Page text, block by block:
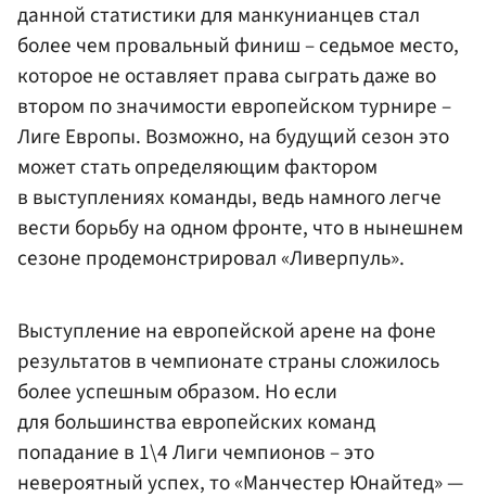
данной статистики для манкунианцев стал
более чем провальный финиш – седьмое место,
которое не оставляет права сыграть даже во
втором по значимости европейском турнире –
Лиге Европы. Возможно, на будущий сезон это
может стать определяющим фактором
в выступлениях команды, ведь намного легче
вести борьбу на одном фронте, что в нынешнем
сезоне продемонстрировал «Ливерпуль».
Выступление на европейской арене на фоне
результатов в чемпионате страны сложилось
более успешным образом. Но если
для большинства европейских команд
попадание в 1\4 Лиги чемпионов – это
невероятный успех, то «Манчестер Юнайтед» —